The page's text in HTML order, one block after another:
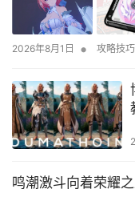
2026年8月1日 • 攻略技巧
鸣潮激斗向着荣耀